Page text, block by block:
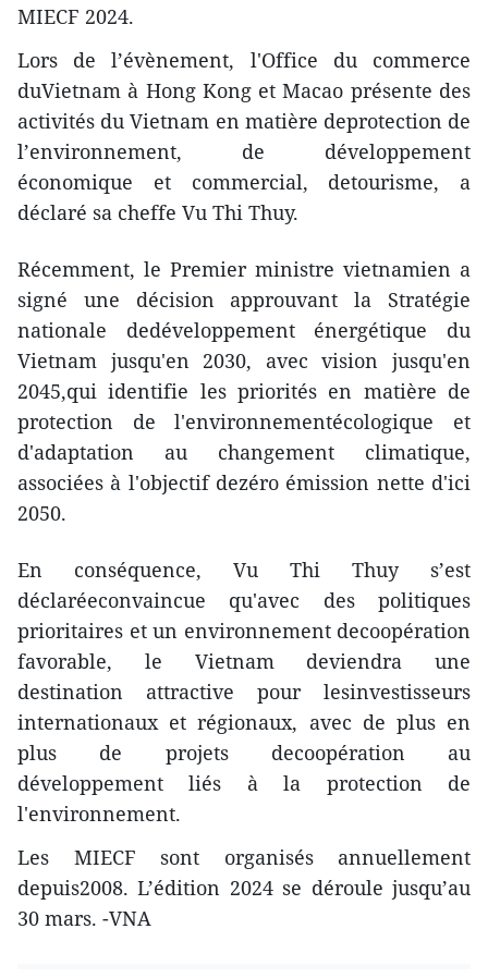
MIECF 2024.
Lors de l’évènement, l'Office du commerce
duVietnam à Hong Kong et Macao présente des
activités du Vietnam en matière deprotection de
l’environnement, de développement
économique et commercial, detourisme, a
déclaré sa cheffe Vu Thi Thuy.
Récemment, le Premier ministre vietnamien a
signé une décision approuvant la Stratégie
nationale dedéveloppement énergétique du
Vietnam jusqu'en 2030, avec vision jusqu'en
2045,qui identifie les priorités en matière de
protection de l'environnementécologique et
d'adaptation au changement climatique,
associées à l'objectif dezéro émission nette d'ici
2050.
En conséquence, Vu Thi Thuy s’est
déclaréeconvaincue qu'avec des politiques
prioritaires et un environnement decoopération
favorable, le Vietnam deviendra une
destination attractive pour lesinvestisseurs
internationaux et régionaux, avec de plus en
plus de projets decoopération au
développement liés à la protection de
l'environnement.
Les MIECF sont organisés annuellement
depuis2008. L’édition 2024 se déroule jusqu’au
30 mars. -VNA